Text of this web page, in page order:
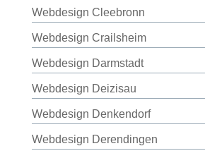
Webdesign Cleebronn
Webdesign Crailsheim
Webdesign Darmstadt
Webdesign Deizisau
Webdesign Denkendorf
Webdesign Derendingen